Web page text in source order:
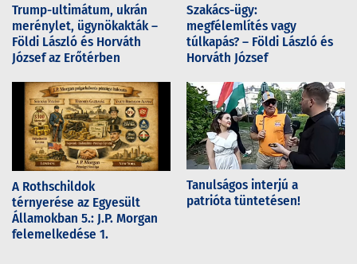
Trump-ultimátum, ukrán
merénylet, ügynökakták –
Földi László és Horváth
József az Erőtérben
Szakács-ügy:
megfélemlítés vagy
túlkapás? – Földi László és
Horváth József
A Rothschildok
térnyerése az Egyesült
Államokban 5.: J.P. Morgan
felemelkedése 1.
Tanulságos interjú a
patrióta tüntetésen!